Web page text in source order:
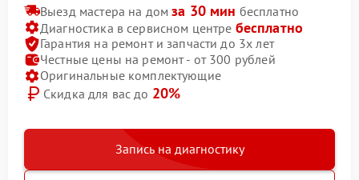
Выезд мастера на домза 30 мин бесплатно
Диагностика в сервисном центре бесплатно
Гарантия на ремонт и запчасти до 3х лет
Честные цены на ремонт - от 300 рублей
Оригинальные комплектующие
Скидка для вас до 20%
Запись на диагностику